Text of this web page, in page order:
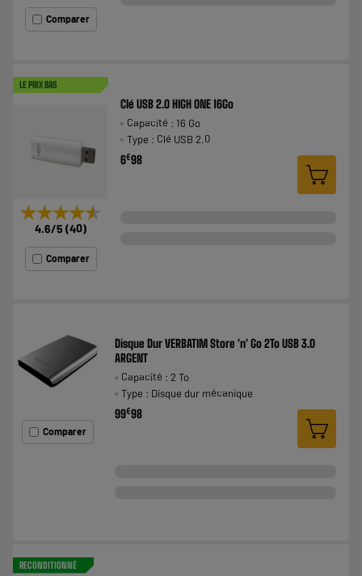
Comparer
LE PRIX BAS
★★★★★
★★★★★
4.6/5 (40)
Comparer
Clé USB 2.0 HIGH ONE 16Go
Capacité : 16 Go
Type : Clé USB 2.0
6€98
Comparer
Disque Dur VERBATIM Store 'n' Go 2To USB 3.0
ARGENT
Capacité : 2 To
Type : Disque dur mécanique
99€98
RECONDITIONNÉ